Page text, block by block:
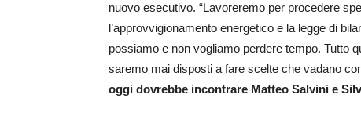
nuovo esecutivo. “Lavoreremo per procedere
l’approvvigionamento energetico e la legge di
possiamo e non vogliamo perdere tempo. Tutto
saremo mai disposti a fare scelte che vadano
oggi dovrebbe incontrare Matteo Salvini e